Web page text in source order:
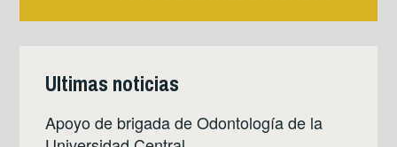
Ultimas noticias
Apoyo de brigada de Odontología de la